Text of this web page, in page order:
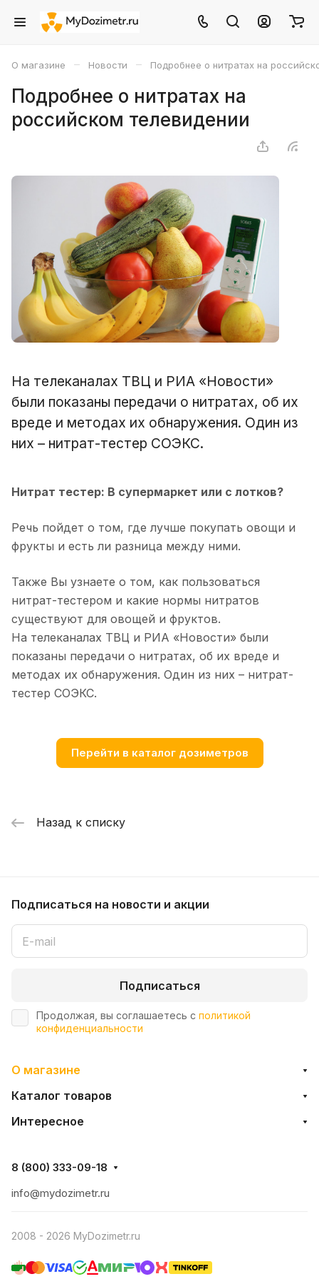
О магазине – Новости – Подробнее о нитратах на
Подробнее о нитратах на
российском телевидении
На телеканалах ТВЦ и РИА «Новости»
были показаны передачи о нитратах, об их
вреде и методах их обнаружения. Один из
них – нитрат-тестер СОЭКС.
Нитрат тестер: В супермаркет или с лотков?
Речь пойдет о том, где лучше покупать овощи и
фрукты и есть ли разница между ними.
Также Вы узнаете о том, как пользоваться
нитрат-тестером и какие нормы нитратов
существуют для овощей и фруктов.
На телеканалах ТВЦ и РИА «Новости» были
показаны передачи о нитратах, об их вреде и
методах их обнаружения. Один из них – нитрат-
тестер СОЭКС.
Перейти в каталог дозиметров
Назад к списку
Подписаться на новости и акции
Подписаться
Продолжая, вы соглашаетесь с политикой
конфиденциальности
О магазине
Каталог товаров
Интересное
8 (800) 333-09-18
info@mydozimetr.ru
2008 - 2026 MyDozimetr.ru